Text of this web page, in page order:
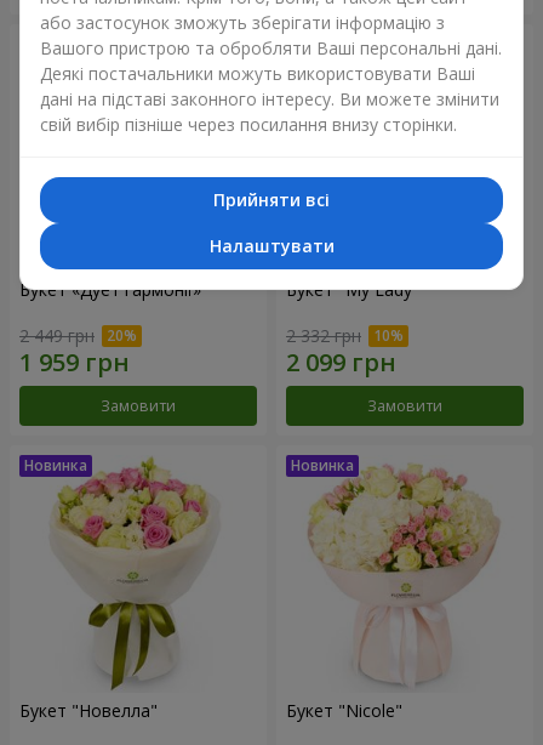
Букет «Дует гармонії»
2 449 грн
Замовити
Букет "My Lady"
2 332 грн
Замовити
Букет "Новелла" Букет "Nicole"
або застосунок зможуть зберігати інформацію з
Вашого пристрою та обробляти Ваші персональні дані.
Деякі постачальники можуть використовувати Ваші
дані на підставі законного інтересу. Ви можете змінити
свій вибір пізніше через посилання внизу сторінки.
Прийняти всі
Налаштувати